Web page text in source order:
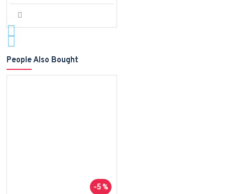
People Also Bought
-5 %